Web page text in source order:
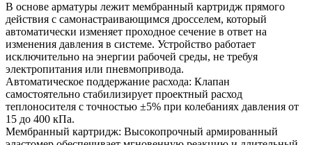
В основе арматуры лежит мембранный картридж прямого
действия с самонастраивающимся дросселем, который
автоматически изменяет проходное сечение в ответ на
изменения давления в системе. Устройство работает
исключительно на энергии рабочей среды, не требуя
электропитания или пневмопривода.
Автоматическое поддержание расхода: Клапан
самостоятельно стабилизирует проектный расход
теплоносителя с точностью ±5% при колебаниях давления от
15 до 400 кПа.
Мембранный картридж: Высокопрочный армированный